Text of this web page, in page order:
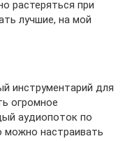
растеряться при
лучшие, на мой
инструментарий для
огромное
аудиопоток по
можно настраивать